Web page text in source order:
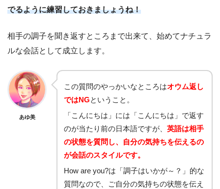
でるように練習しておきましょうね！
相手の調子を聞き返すところまで出来て、始めてナチュラ
ルな会話として成立します。
あゆ美
この質問のやっかいなところはオウム返し
ではNGということ。
「こんにちは」には「こんにちは」で返す
のが当たり前の日本語ですが、 英語は相手
の状態を質問し、自分の気持ちを伝えるの
が会話のスタイルです。
How are you?は「調子はいかが～？」的な
質問なので、ご自分の気持ちの状態を伝え